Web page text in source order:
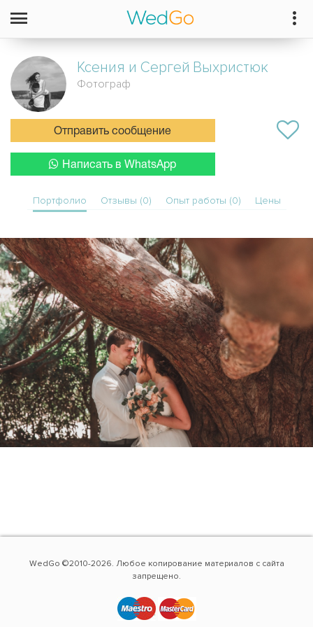
Ксения и Сергей Выхристюк
Фотограф
Отправить сообщение
Написать в WhatsApp
Портфолио Отзывы (0) Опыт работы (0) Цены
WedGo ©2010-2026. Любое копирование материалов с сайта
запрещено.